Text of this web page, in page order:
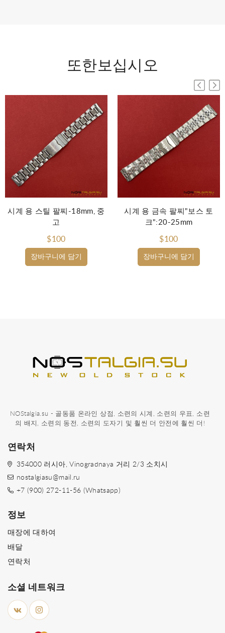
또한보십시오
장바구니에 담기
시계 용 스틸 팔찌-18mm, 중
고
$100
장바구니에 담기
시계 용 금속 팔찌"보스 토
크":20-25mm
$100
NOStalgia.su - 골동품 온라인 상점, 소련의 시계, 소련의 우표, 소련
의 배지, 소련의 동전, 소련의 도자기 및 훨씬 더 안전에 훨씬 더!
연락처
354000 러시아, Vinogradnaya 거리 2/3 소치시
nostalgiasu@mail.ru
+7 (900) 272-11-56 (Whatsapp)
정보
매장에 대하여
배달
연락처
소셜 네트워크